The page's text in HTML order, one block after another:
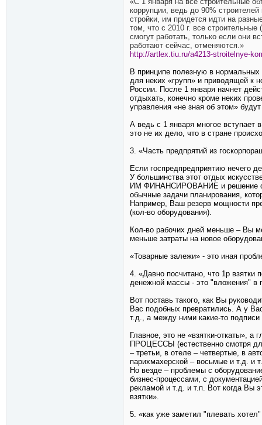
коррупции, ведь до 90%
стройки, им придется идти на
том, что с 2010 г. все
смогут работать, только если они
работают сейчас, отменяются.»
http://artlex.tiu.ru/a4213-stroitelnye-
В принципе полезную в
для неких «групп» и приводящей
России. После 1 января начнет
отдыхать, конечно кроме неких
управления «не зная об этом»
А ведь с 1 января многое
это не их дело, что в стране
3. «Часть предпрятий из
Если госпредпредприятию нечего
У большинства этот отдых
ИМ ФИНАНСИРОВАНИЕ и решение
обычные задачи планирования,
Например, Ваш резерв мощности
(кол-во оборудования).
Кол-во рабочих дней меньше – Вы
меньше затраты на новое
«Товарные залежи» - это иная
4. «Давно посчитано, что 1р
денежной массы - это "вложения" в
Вот поставь такого, как Вы
Вас подобных превратились. А у Вас
т.д., а между ними какие-то подписи
Главное, это не «взятки-
ПРОЦЕССЫ (естественно смотря
– третьи, в отеле – четвертые, в
парихмахерской – восьмые и т.д. и
Но везде – проблемы с
бизнес-процессами, с
рекламой и т.д. и т.п. Вот когда Вы
взятки».
5. «как уже заметил "плевать